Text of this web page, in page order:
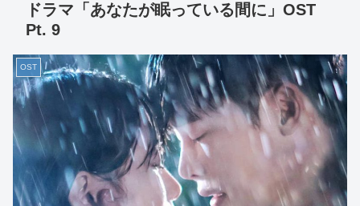
ドラマ「あなたが眠っている間に」OST
Pt. 9
OST